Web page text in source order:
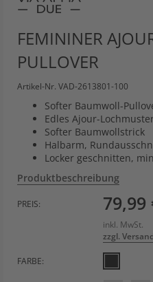
FEMININER
PULLOVER
Artikel-Nr. VAD-2613801-100
Softer Baumwoll-
Edles Ajour-
Softer Baumwollstrick
Halbarm,
Locker geschnitten,
Produktbeschreibung
PREIS: 79,99
inkl. MwSt.
zzgl.
FARBE: